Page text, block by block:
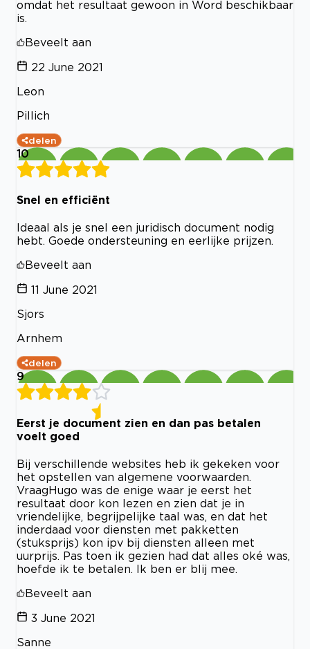
omdat het resultaat gewoon in Word beschikbaar
is.
Beveelt aan
22 June 2021
Leon
Pillich
delen
10
Snel en efficiënt
Ideaal als je snel een juridisch document nodig
hebt. Goede ondersteuning en eerlijke prijzen.
Beveelt aan
11 June 2021
Sjors
Arnhem
delen
9
Eerst je document zien en dan pas betalen
voelt goed
Bij verschillende websites heb ik gekeken voor
het opstellen van algemene voorwaarden.
VraagHugo was de enige waar je eerst het
resultaat door kon lezen en zien dat je in
vriendelijke, begrijpelijke taal was, en dat het
inderdaad voor diensten met pakketten
(stuksprijs) kon ipv bij diensten alleen met
uurprijs. Pas toen ik gezien had dat alles oké was,
hoefde ik te betalen. Ik ben er blij mee.
Beveelt aan
3 June 2021
Sanne